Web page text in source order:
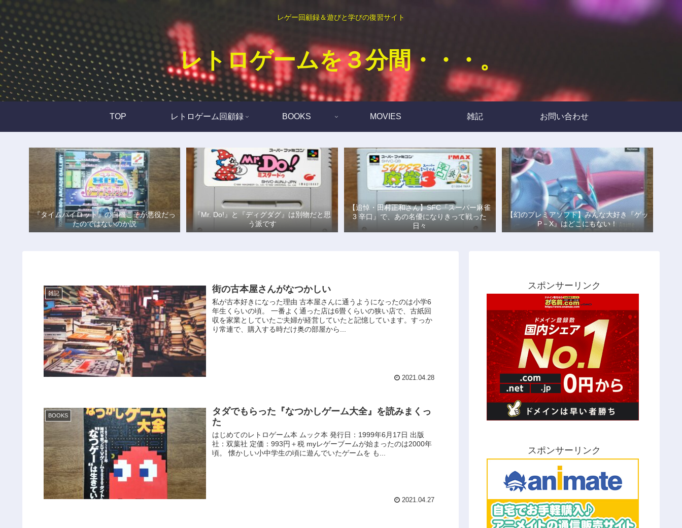
レゲー回顧録＆遊びと学びの復習サイト
レトロゲームを３分間・・・。
TOP レトロゲーム回顧録 BOOKS MOVIES 雑記 お問い合わせ
『タイムパイロット』の自機こそが悪役だっ
たのではないのか説
『Mr. Do!』と『ディグダグ』は別物だと思
う派です
【追悼・田村正和さん】SFC『スーパー麻雀
3 辛口』で、あの名優になりきって戦った
日々
【幻のプレミアソフト】みんな大好き『ゲッ
P－X』はどこにもない！
雑記 街の古本屋さんがなつかしい
私が古本好きになった理由 古本屋さんに通うようになったのは小学6
年生くらいの頃。 一番よく通った店は6畳くらいの狭い店で、古紙回
収を家業としていたご夫婦が経営していたと記憶しています。すっか
り常連で、購入する時だけ奥の部屋から...
2021.04.28
BOOKS
タダでもらった『なつかしゲーム大全』を読みまくっ
た
はじめてのレトロゲーム本 ムック本 発行日：1999年6月17日 出版
社：双葉社 定価：993円＋税 myレゲーブームが始まったのは2000年
頃。 懐かしい小中学生の頃に遊んでいたゲームを も...
2021.04.27
スポンサーリンク
スポンサーリンク